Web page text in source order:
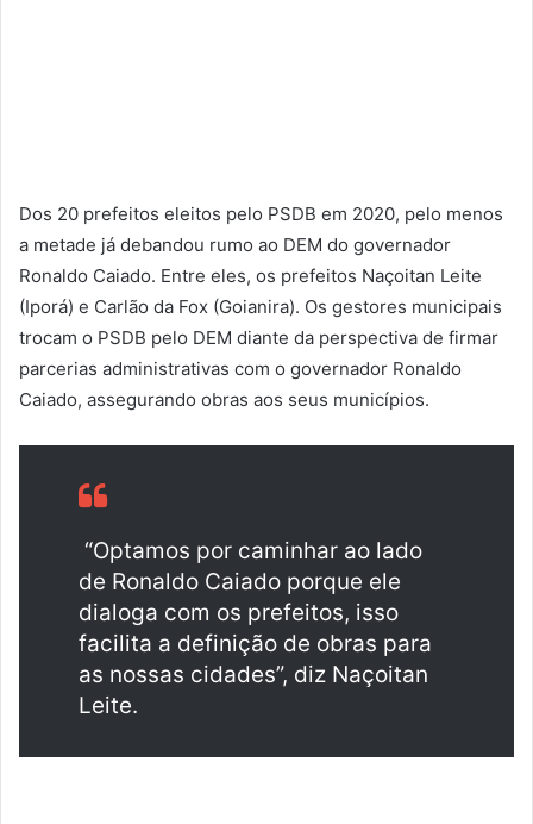
Dos 20 prefeitos eleitos pelo PSDB em 2020, pelo menos
a metade já debandou rumo ao DEM do governador
Ronaldo Caiado. Entre eles, os prefeitos Naçoitan Leite
(Iporá) e Carlão da Fox (Goianira). Os gestores municipais
trocam o PSDB pelo DEM diante da perspectiva de firmar
parcerias administrativas com o governador Ronaldo
Caiado, assegurando obras aos seus municípios.
“Optamos por caminhar ao lado
de Ronaldo Caiado porque ele
dialoga com os prefeitos, isso
facilita a definição de obras para
as nossas cidades”, diz Naçoitan
Leite.